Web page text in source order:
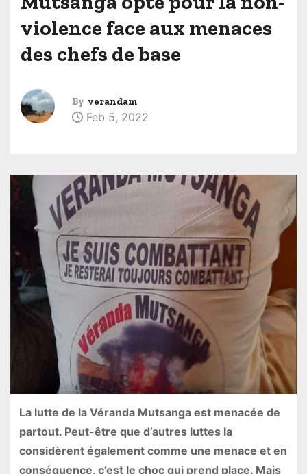
violence face aux menaces
des chefs de base
By verandam
Feb 5, 2022
La lutte de la Véranda Mutsanga est menacée de
partout. Peut-être que d’autres luttes la
considèrent également comme une menace et en
conséquence, c’est le choc qui prend place. Mais